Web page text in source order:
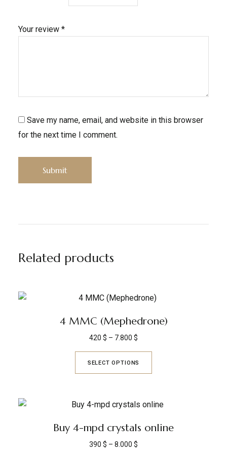
Your review *
Save my name, email, and website in this browser
for the next time I comment.
Related products
4 MMC (Mephedrone)
420 $ – 7.800 $
SELECT OPTIONS
Buy 4-mpd crystals online
390 $ – 8.000 $